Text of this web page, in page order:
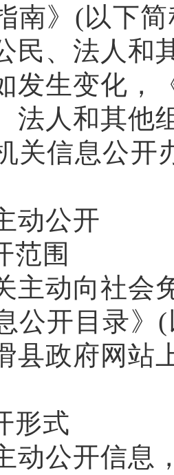
南》(以下
民、法人和
发生变化，
人和其他组
关信息公开
公开
围
动向社会免
公开目录》
县政府网站
式
公开信息，